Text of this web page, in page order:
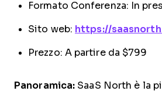
Formato Conferenza: In
Sito web: https://
Prezzo: A partire da $799
Panoramica: SaaS North è la